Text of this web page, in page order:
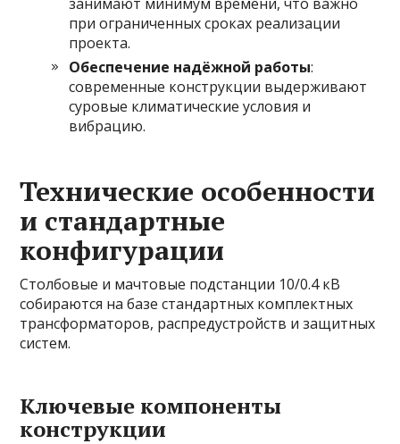
при ограниченных сроках реализации
проекта.
Обеспечение надёжной работы:
современные конструкции выдерживают
суровые климатические условия и
вибрацию.
Технические особенности
и стандартные
конфигурации
Столбовые и мачтовые подстанции 10/0.4 кВ
собираются на базе стандартных комплектных
трансформаторов, распредустройств и защитных
систем.
Ключевые компоненты
конструкции